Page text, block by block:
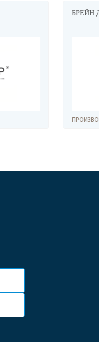
БРЕЙН